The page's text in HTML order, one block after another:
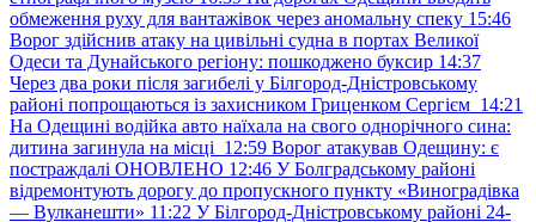
обмеження руху для вантажівок через аномальну спеку 15:46
Ворог здійснив атаку на цивільні судна в портах Великої
Одеси та Дунайського регіону: пошкоджено буксир 14:37
Через два роки після загибелі у Білгород-Дністровському
районі попрощаються із захисником Гриценком Сергієм 14:21
На Одещині водійка авто наїхала на свого однорічного сина:
дитина загинула на місці 12:59 Ворог атакував Одещину: є
постраждалі ОНОВЛЕНО 12:46 У Болградському районі
відремонтують дорогу до пропускного пункту «Виноградівка
— Вулканешти» 11:22 У Білгород-Дністровському районі 24-